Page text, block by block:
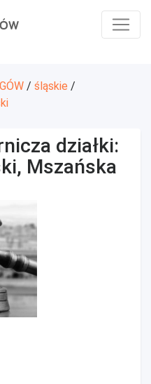
/ śląskie /
działki:
Mszańska